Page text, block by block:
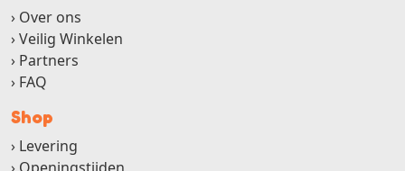
Over ons
Veilig Winkelen
Partners
FAQ
Shop
Levering